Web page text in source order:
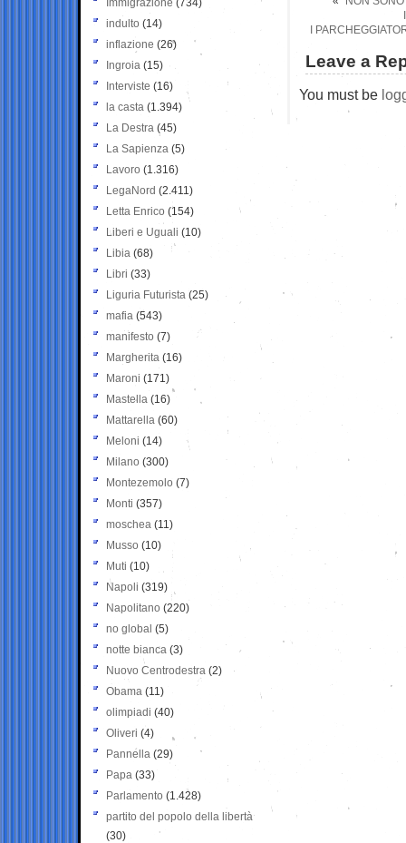
I
Leave a
You must be
Immigrazione (734)
indulto (14)
inflazione (26)
Ingroia (15)
Interviste (16)
la casta (1.394)
La Destra (45)
La Sapienza (5)
Lavoro (1.316)
LegaNord (2.411)
Letta Enrico (154)
Liberi e Uguali (10)
Libia (68)
Libri (33)
Liguria Futurista (25)
mafia (543)
manifesto (7)
Margherita (16)
Maroni (171)
Mastella (16)
Mattarella (60)
Meloni (14)
Milano (300)
Montezemolo (7)
Monti (357)
moschea (11)
Musso (10)
Muti (10)
Napoli (319)
Napolitano (220)
no global (5)
notte bianca (3)
Nuovo Centrodestra (2)
Obama (11)
olimpiadi (40)
Oliveri (4)
Pannella (29)
Papa (33)
Parlamento (1.428)
partito del popolo della libertà
(30)